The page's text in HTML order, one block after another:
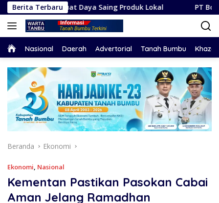
Langsung
ke
konten
Berita Terbaru
Daya Saing Produk Lokal PT Borneo Indobara
HomeNasional Daerah Advertorial Tanah Bumbu
Beranda Ekonomi
Ekonomi, Nasional
Kementan Pastikan Pasokan Cabai
Aman Jelang Ramadhan